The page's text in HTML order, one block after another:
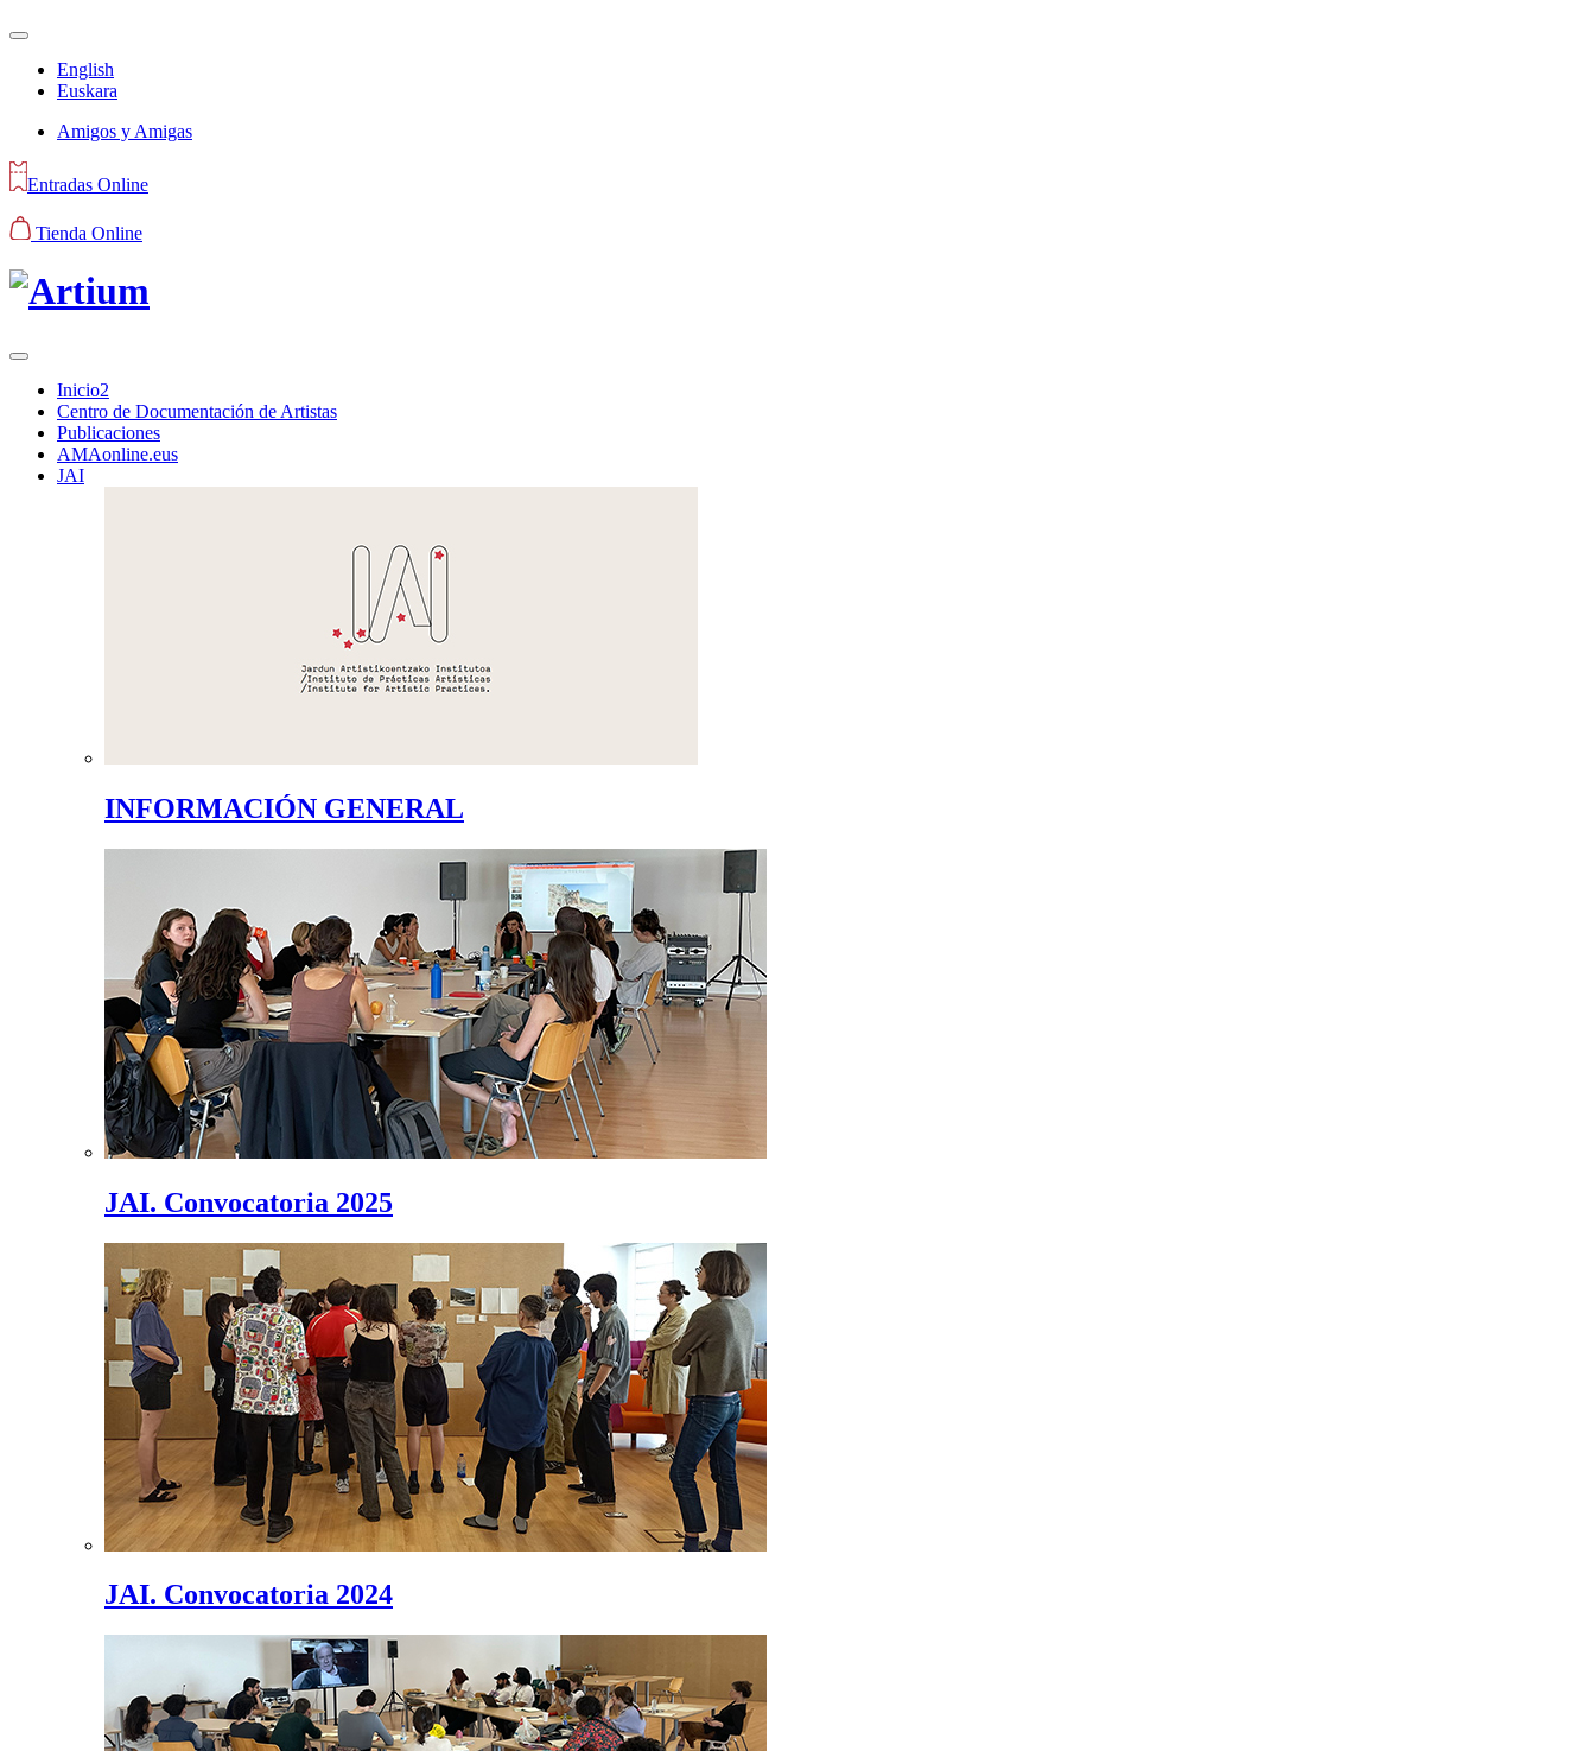
English
Euskara
Amigos y Amigas
Entradas Online
Tienda Online
Inicio2
Centro de Documentación de Artistas
Publicaciones
AMAonline.eus
JAI
INFORMACIÓN GENERAL
JAI. Convocatoria 2025
JAI. Convocatoria 2024